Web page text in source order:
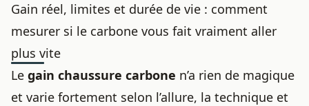
Gain réel, limites et durée de vie : comment
mesurer si le carbone vous fait vraiment aller
plus vite
Le gain chaussure carbone n’a rien de magique
et varie fortement selon l’allure, la technique et